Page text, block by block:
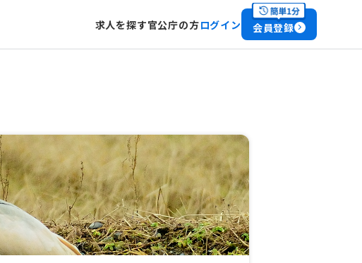
求人を探す官公庁の方ログイン 会員登録